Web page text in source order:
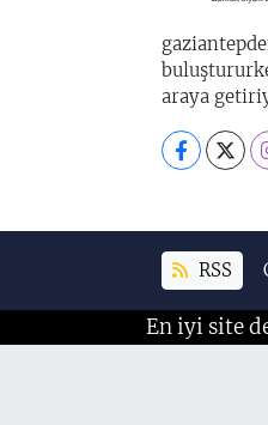
araya
RSS
En iyi site